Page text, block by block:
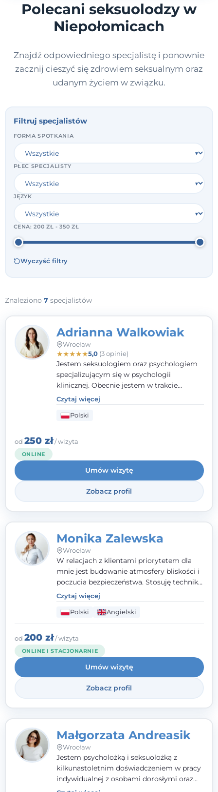
Polecani seksuolodzy w
Niepołomicach
Znajdź odpowiedniego specjalistę i ponownie
zacznij cieszyć się zdrowiem seksualnym oraz
udanym życiem w związku.
Filtruj specjalistów
FORMA SPOTKANIA
PŁEĆ SPECJALISTY
JĘZYK
CENA:200 ZŁ - 350 ZŁ
Wyczyść filtry
Znaleziono 7 specjalistów
Adrianna Walkowiak
Wrocław
★★★★★5,0(3 opinie)
Jestem seksuologiem oraz psychologiem
specjalizującym się w psychologii
klinicznej. Obecnie jestem w trakcie
szkolenia na psychoterapeutę
systemowego. Posiadam status członka
nadzwyczajnego Wielkopolskiego
TowarzystwaTerapii Systemowejoraz
należę do Polskiego Towarzystwa
pierwszym miejscu stawiam budowanie
atmosfery bezpieczeństwa i zrozumienia w
relacjach z Klientami. Istotna dla nie jest
również koncentracja na dostępnych
zasobach.
Czytaj więcej
Polski
od 250 zł/ wizyta
ONLINE
Umów wizytę
Zobacz profil
Monika Zalewska
Wrocław
W relacjach z klientami priorytetem dla
mnie jest budowanie atmosfery bliskości i
poczucia bezpieczeństwa. Stosuję techniki
poznawczo-behawioralne oraz metody,
które koncentrują się na rozwiązaniach
(TSR). Te polegają na osiąganiu
zamierzonych celów (doprowadzeniu do
rozwiązania trudnych sytuacji) poprzez
identyfikowanie i wzmacnianie zasobów
oraz mocnych stron klienta. W swojej
pracy korzystam także z metod dialogu
motywacyjnego itreningu uważności.
Czytaj więcej
Polski Angielski
od 200 zł/ wizyta
ONLINE I STACJONARNIE
Umów wizytę
Zobacz profil
Małgorzata Andreasik
Wrocław
Jestem psycholożką i seksuolożką z
kilkunastoletnim doświadczeniem w pracy
indywidualnej z osobami dorosłymi oraz
parami. Specjalizuję się w obszarze zdrowia